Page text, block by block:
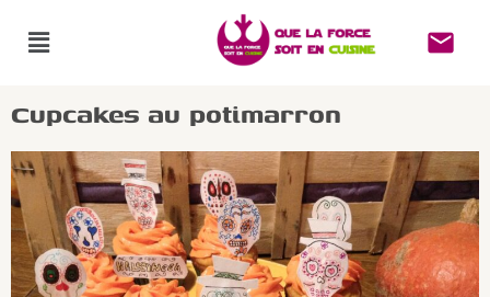
Cupcakes au potimarron